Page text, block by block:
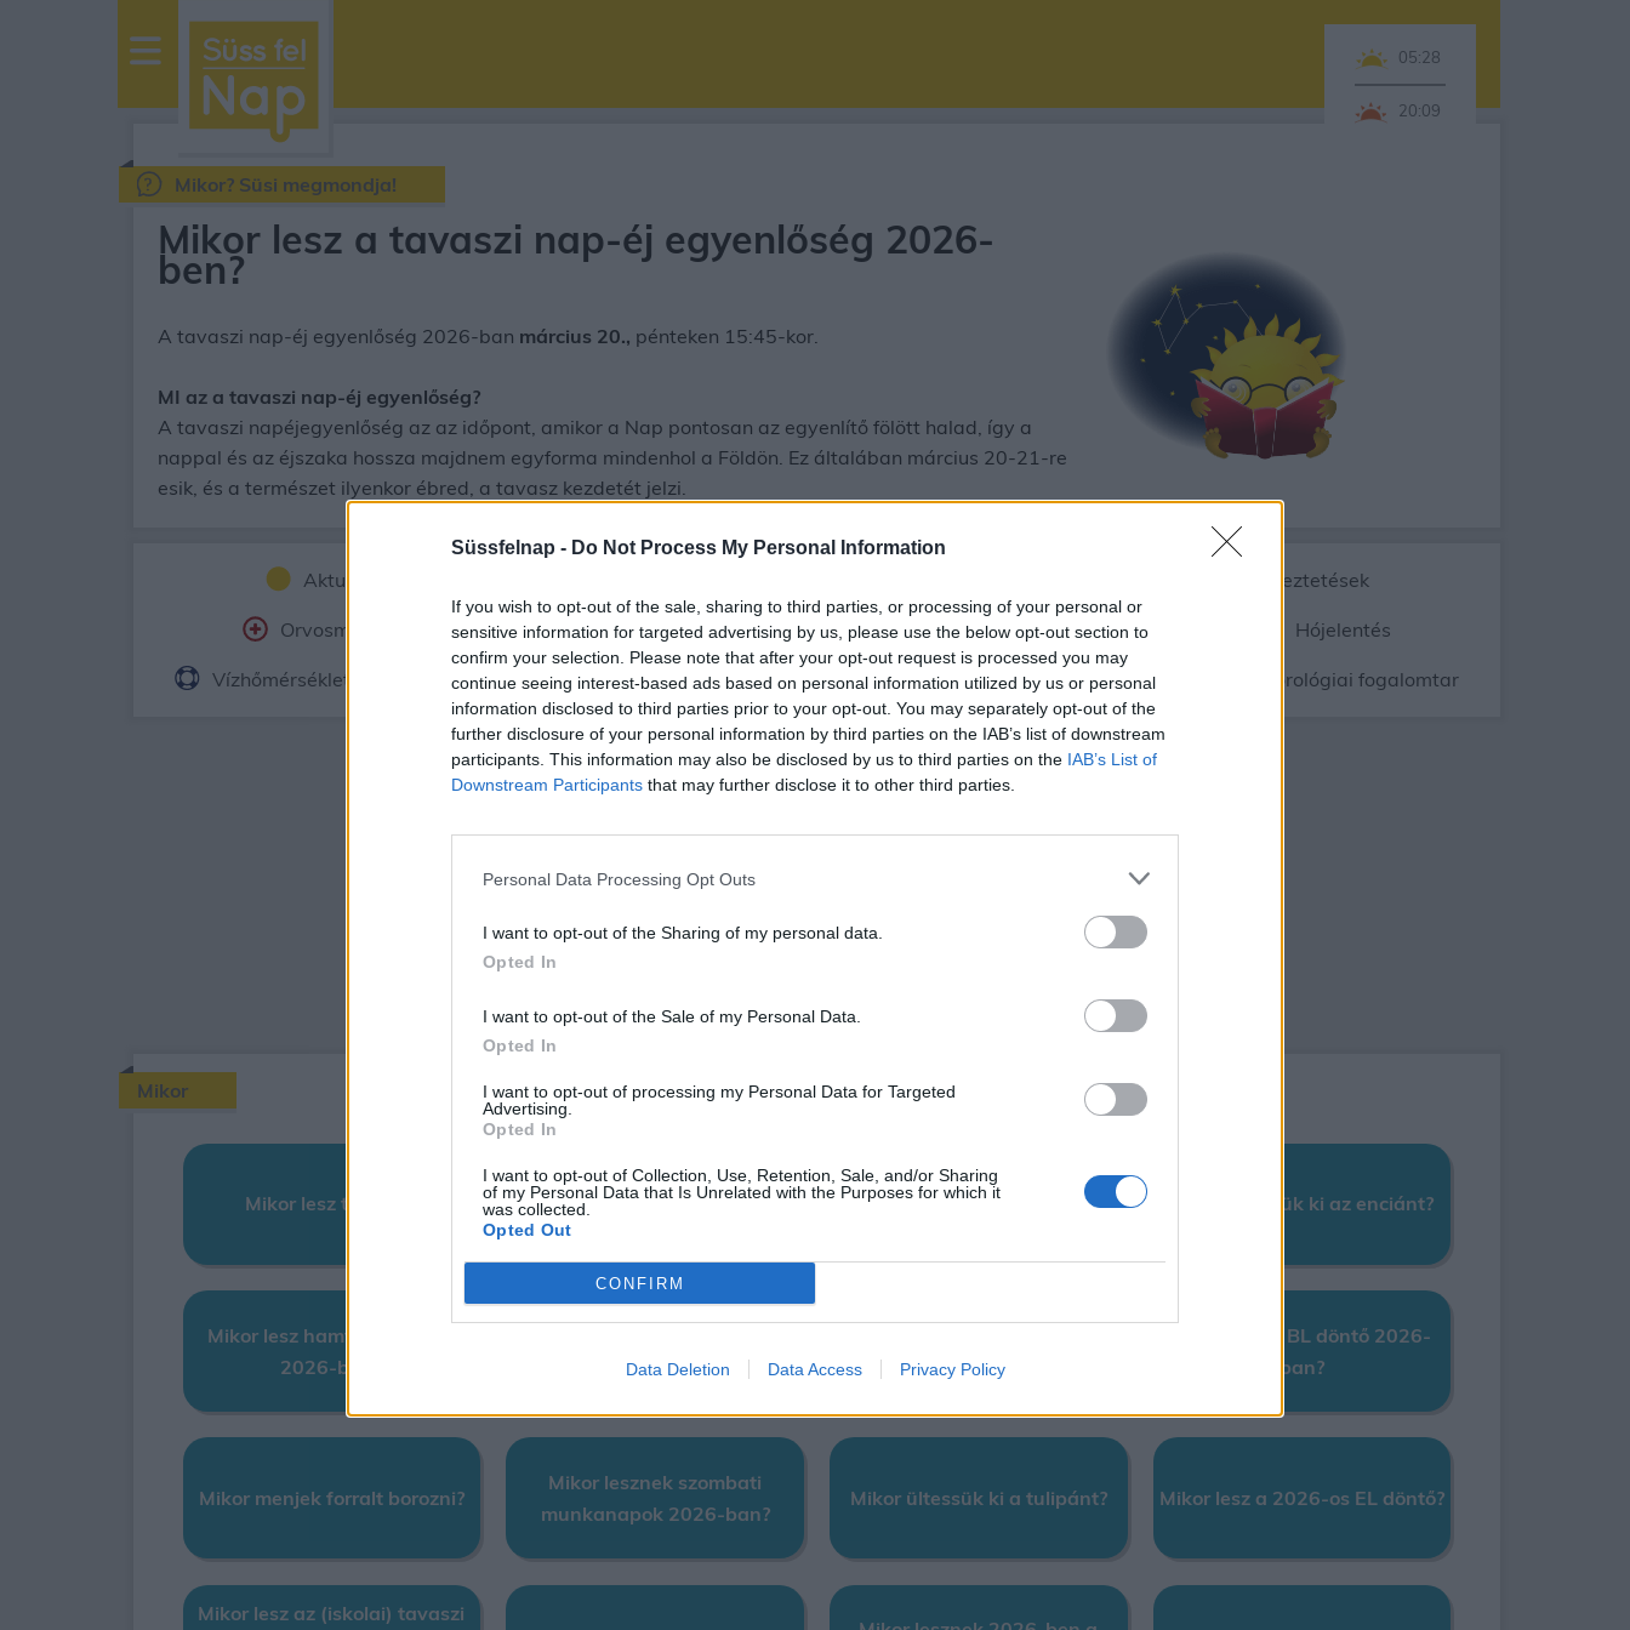
Süssfelnap - Do Not Process My Personal Information
If you wish to opt-out of the sale, sharing to third parties, or processing of your personal or
sensitive information for targeted advertising by us, please use the below opt-out section to
confirm your selection. Please note that after your opt-out request is processed you may
continue seeing interest-based ads based on personal information utilized by us or personal
information disclosed to third parties prior to your opt-out. You may separately opt-out of the
further disclosure of your personal information by third parties on the IAB’s list of downstream
participants. This information may also be disclosed by us to third parties on the IAB’s List of
Downstream Participants that may further disclose it to other third parties.
Personal Data Processing Opt Outs
I want to opt-out of the Sharing of my personal data.
Opted In
I want to opt-out of the Sale of my Personal Data.
Opted In
I want to opt-out of processing my Personal Data for Targeted
Advertising.
Opted In
I want to opt-out of Collection, Use, Retention, Sale, and/or Sharing
of my Personal Data that Is Unrelated with the Purposes for which it
was collected.
Opted Out
CONFIRM
Data Deletion Data Access Privacy Policy
sussfelnap.hu
időjárás
05:28
20:09
Mikor? Süsi megmondja!
Mikor lesz a tavaszi nap-éj egyenlőség 2026-
ben?
A tavaszi nap-éj egyenlőség 2026-ban március 20., pénteken 15:45-kor.
MI az a tavaszi nap-éj egyenlőség?
A tavaszi napéjegyenlőség az az időpont, amikor a Nap pontosan az egyenlítő fölött halad, így a
nappal és az éjszaka hossza majdnem egyforma mindenhol a Földön. Ez általában március 20-21-re
esik, és a természet ilyenkor ébred, a tavasz kezdetét jelzi.
Aktuális időjárás Vészjelzések, figyelmeztetések
Orvosmeteorológia Felhőkép Hőtérkép Páratartalom Széltérkép Hójelentés
Vízhőmérséklet Holdnaptár Receptek Pollenjelentés Mikor? Légnyomás Meteorológiai fogalomtar
Mikor
Mikor lesz telihold?
Mikor lesznek munkaszüneti
(ünnep) napok 2026-ban?
Mikor lesz Magyarországról
Mikor ültessük ki az enciánt?
Mikor lesz hamvazó szerda
2026-ban?
(kankalint)?
2026-ban?
Mikor lesz a BL döntő 2026-
ban?
Mikor menjek forralt borozni?
Mikor lesznek szombati
munkanapok 2026-ban?
Mikor ültessük ki a tulipánt? Mikor lesz a 2026-os EL döntő?
Mikor lesz az (iskolai) tavaszi